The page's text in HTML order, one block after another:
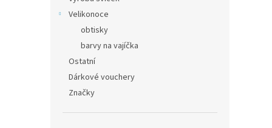
Velikonoce
obtisky
barvy na vajíčka
Ostatní
Dárkové vouchery
Značky